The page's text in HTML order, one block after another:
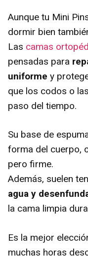
Aunque tu Mini
dormir bien
Las camas
pensadas para
uniforme y
que los codos o
paso del tiempo.
Su base de
forma del cuerpo,
pero firme.
Además, suelen
agua y
la cama limpia
Es la mejor
muchas horas